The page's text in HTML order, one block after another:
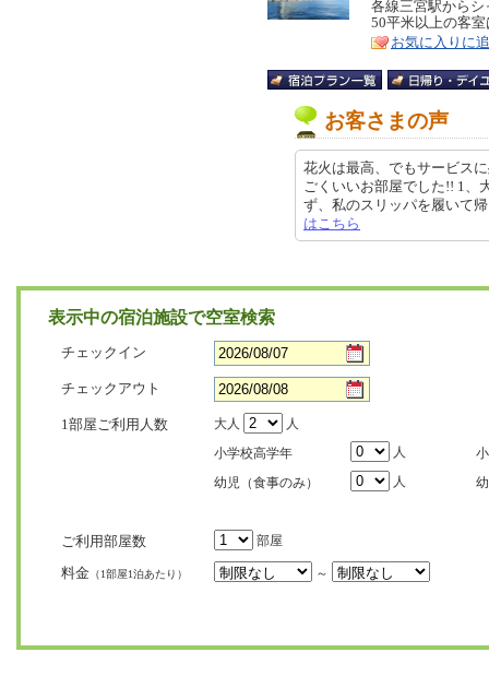
リ
ア
特
徴
各線三宮駅から
50平米以上の客
お気に入りに
お客さまの声
花火は最高、でもサービス
ごくいいお部屋でした!! 1、
ず、私のスリッパを履いて
はこちら
表示中の宿泊施設で空室検索
チェックイン
チェックアウト
1部屋ご利用人数 大人
人
小学校高学年
人
幼児（食事のみ）
人
ご利用部屋数 部屋
料金 （1部屋1泊あたり） ～